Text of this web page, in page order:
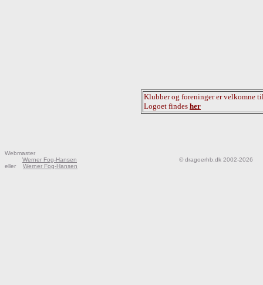
Klubber og foreninger er velkomne
Logoet findes her
Webmaster
Werner Fog-Hansen © dragoerhb.dk 2002-2026
eller Werner Fog-Hansen